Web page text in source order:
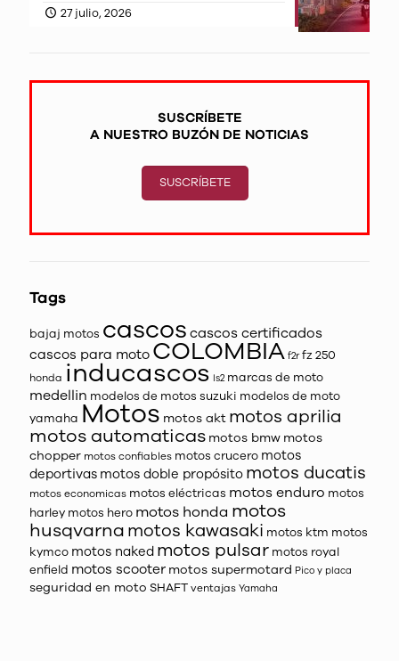
27 julio, 2026
SUSCRÍBETE
A NUESTRO BUZÓN DE NOTICIAS
SUSCRÍBETE
Tags
bajaj motos cascoscascos certificados
cascos para moto COLOMBIA f2r fz 250
honda inducascos ls2 marcas de moto
medellin modelos de motos suzuki modelos de moto
yamaha Motos motos akt motos aprilia
motos automaticas motos bmw motos
chopper motos confiables motos crucero motos
deportivas motos doble propósito motos ducatis
motos economicas motos eléctricas motos enduro motos
harley motos hero motos honda motos
husqvarnamotos kawasaki motos ktm motos
kymco motos naked motos pulsar motos royal
enfield motos scooter motos supermotard Pico y placa
seguridad en moto SHAFTventajas Yamaha